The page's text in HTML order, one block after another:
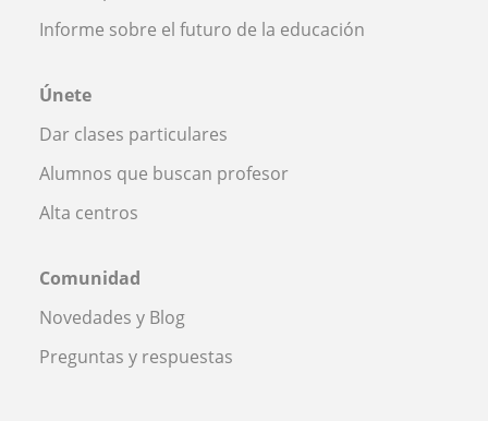
Informe sobre el futuro de la educación
Únete
Dar clases particulares
Alumnos que buscan profesor
Alta centros
Comunidad
Novedades y Blog
Preguntas y respuestas